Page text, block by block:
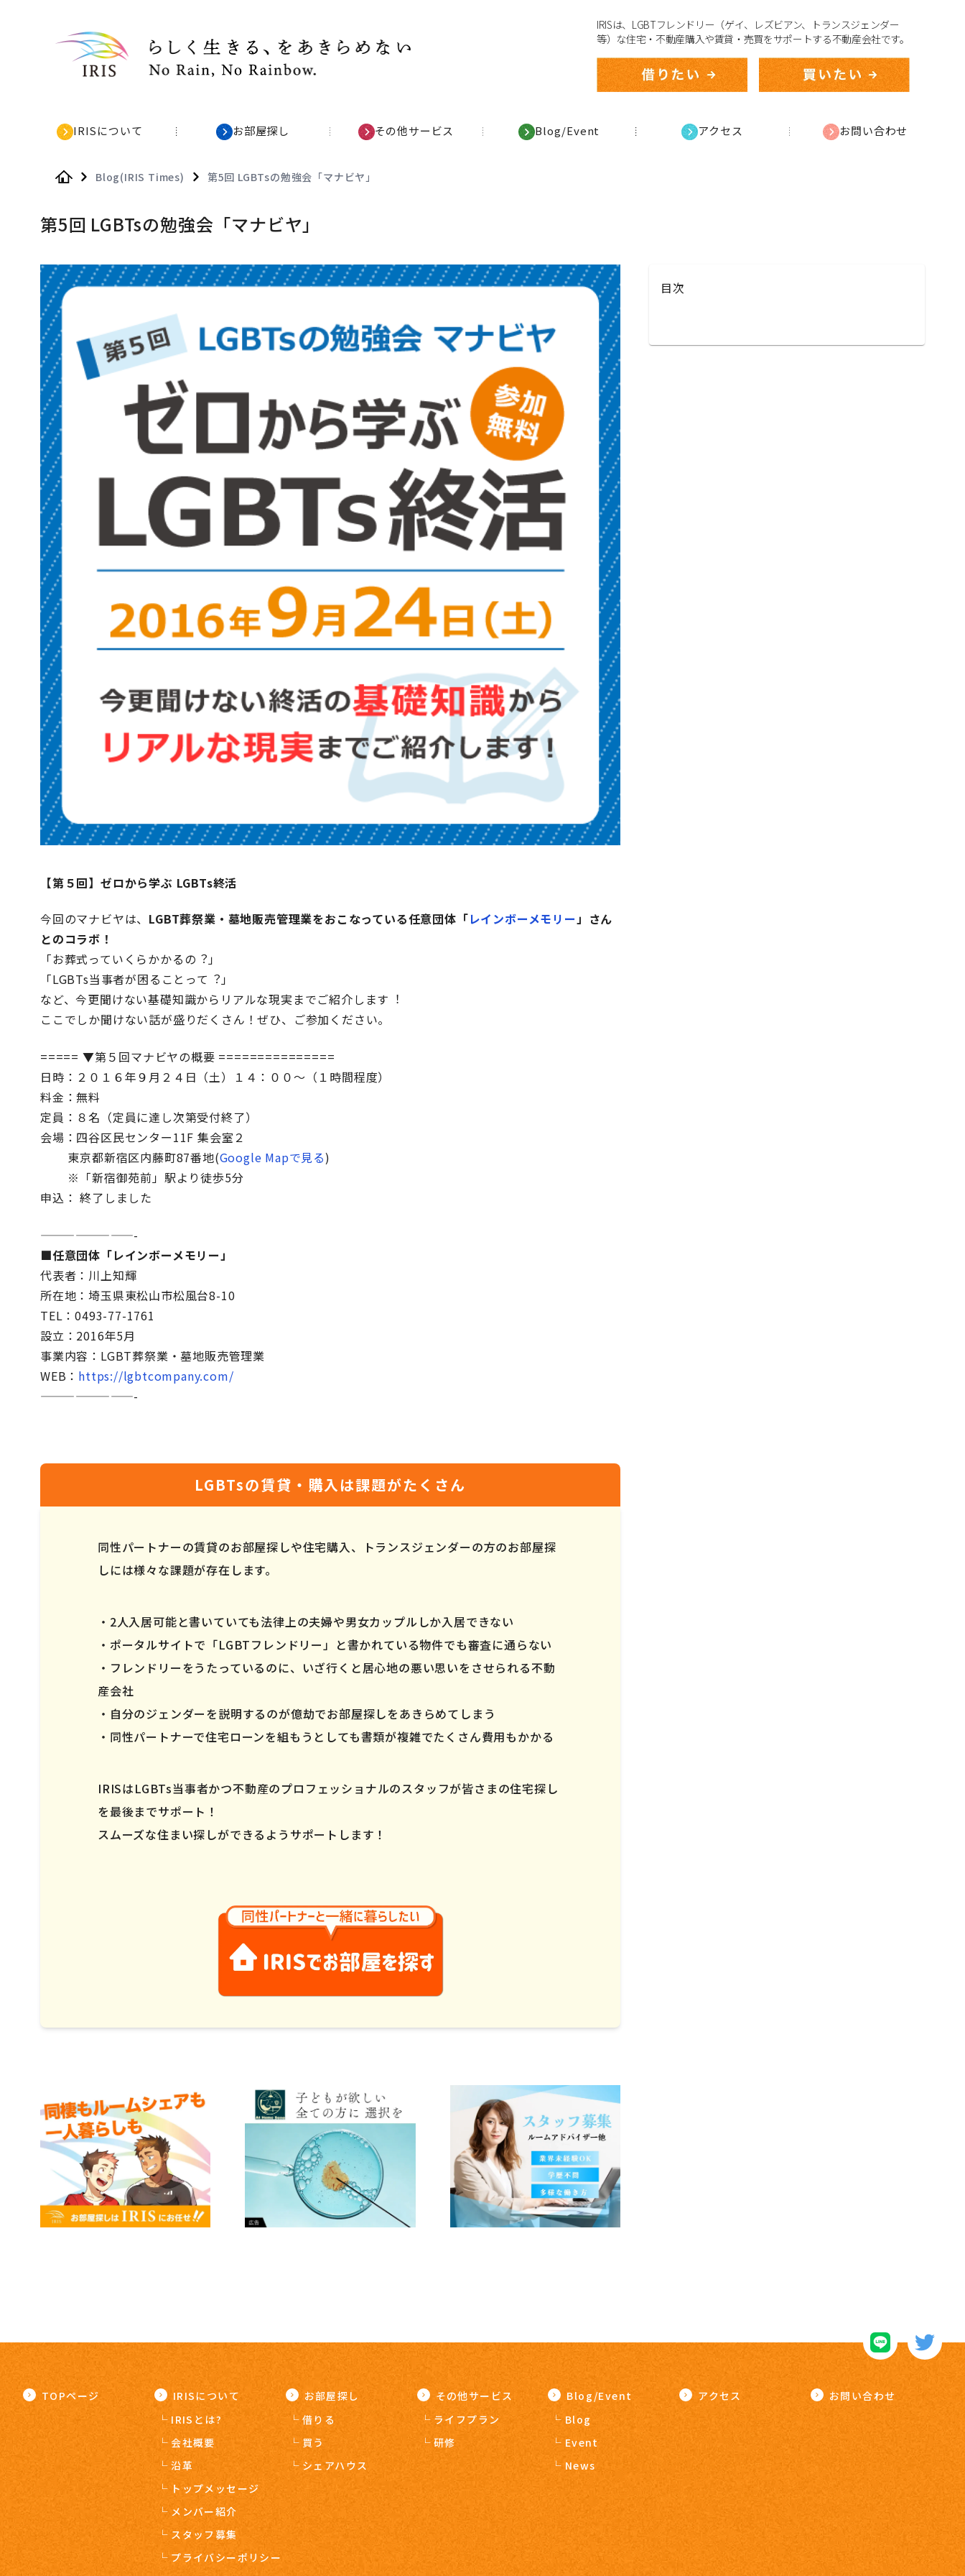
IRISは、LGBTフレンドリー（ゲイ、レズビアン、トランスジェンダー
等）な住宅・不動産購入や賃貸・売買をサポートする不動産会社です。
IRISについて お部屋探し その他サービス Blog/Event アクセス お問い合わせ
Blog(IRIS Times) 第5回 LGBTsの勉強会「マナビヤ」
第5回 LGBTsの勉強会「マナビヤ」
【第５回】ゼロから学ぶ LGBTs終活
今回のマナビヤは、 LGBT葬祭業・墓地販売管理業をおこなっている任意団体「レインボーメモリー 」さん
とのコラボ！
「お葬式っていくらかかるの︖」
「LGBTs当事者が困ることって︖」
など、今更聞けない基礎知識からリアルな現実までご紹介します︕
ここでしか聞けない話が盛りだくさん！ぜひ、ご参加ください。
===== ▼第５回マナビヤの概要 ===============
日時：２０１６年９月２４日（土）１４：００～（１時間程度）
料金：無料
定員：８名（定員に達し次第受付終了）
会場：四谷区民センター11F 集会室２
東京都新宿区内藤町87番地(Google Mapで見る)
※「新宿御苑前」駅より徒歩5分
申込： 終了しました
————————-
■任意団体「レインボーメモリー 」
代表者：川上知輝
所在地：埼玉県東松山市松風台8-10
TEL：0493-77-1761
設立：2016年5月
事業内容：LGBT葬祭業・墓地販売管理業
WEB： https://lgbtcompany.com/
————————-
LGBTsの賃貸・購入は課題がたくさん
同性パートナーの賃貸のお部屋探しや住宅購入、トランスジェンダーの方のお部屋探
しには様々な課題が存在します。
2人入居可能と書いていても法律上の夫婦や男女カップルしか入居できない
ポータルサイトで「LGBTフレンドリー」と書かれている物件でも審査に通らない
フレンドリーをうたっているのに、いざ行くと居心地の悪い思いをさせられる不動
産会社
自分のジェンダーを説明するのが億劫でお部屋探しをあきらめてしまう
同性パートナーで住宅ローンを組もうとしても書類が複雑でたくさん費用もかかる
IRISはLGBTs当事者かつ不動産のプロフェッショナルのスタッフが皆さまの住宅探し
を最後までサポート！
スムーズな住まい探しができるようサポートします！
目次
TOPページ
IRISについて
IRISとは?
会社概要
沿革
トップメッセージ
メンバー紹介
スタッフ募集
プライバシーポリシー
お部屋探し
借りる
買う
シェアハウス
その他サービス
ライフプラン
研修
Blog/Event
Blog
Event
News
アクセス お問い合わせ